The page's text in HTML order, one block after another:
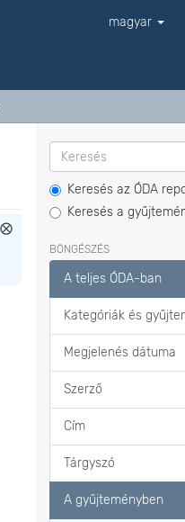
magyar
Keresés az ÓDA
Keresés a
BÖNGÉSZÉS
A teljes ÓDA-ban
Kategóriák és
Megjelenés dátuma
Szerző
Cím
Tárgyszó
A gyűjteményben